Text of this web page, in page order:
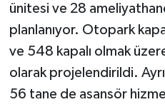
ünitesi ve 28
planlanıyor. Otopark
ve 548 kapalı olmak
olarak projelendirildi.
56 tane de asansör